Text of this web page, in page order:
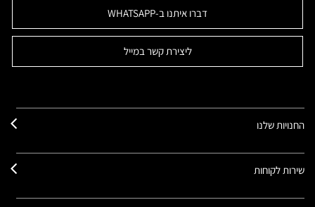
דברו איתנו ב-WHATSAPP
ליצירת קשר במייל
החנויות שלנו
שירות לקוחות